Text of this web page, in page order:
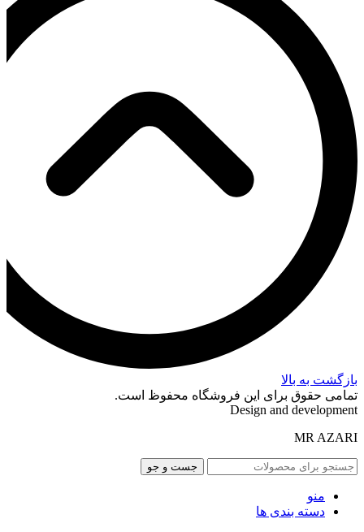
بازگشت به بالا
تمامی حقوق برای این فروشگاه محفوظ است.
Design and development
MR AZARI
جست و جو
منو
دسته بندی ها